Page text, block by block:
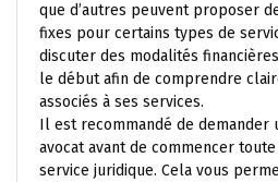
que d’autres peuvent proposer
fixes pour certains types de
discuter des modalités
le début afin de comprendre
associés à ses services.
Il est recommandé de demander
avocat avant de commencer
service juridique. Cela vous